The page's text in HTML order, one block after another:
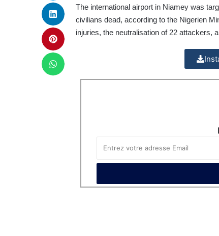
The international airport in Niamey was
civilians dead, according to the Nigerien
injuries, the neutralisation of 22 attackers,